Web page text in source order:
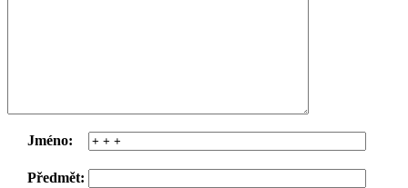
Jméno:
Předmět: